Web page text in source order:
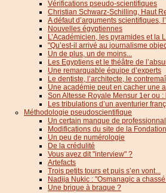
Vérifications pseudo-scientifiques
Christian Schwarz-Schilling, Haut
A défaut d’arguments scientifiques,
Nouvelles égyptiennes
L’Académicien, les pyramides et la
"Qu’est-il arrivé au journalisme
Un de plus, un de moins...
Les Egyptiens et le théâtre de
Une remarquable équipe d’experts
Le dentiste, l’architecte, le
Une académie peut en cacher une
Son Altesse Royale Mensur 1er ou
Les tribulations d’un aventurier
Méthodologie pseudoscientifique
Un certain manque de
Modifications du site de la Fondation
Un peu de numérologie
De la crédulité
Vous avez dit "interview" ?
Artefacts
Trois petits tours et puis s’en vont...
Nadija Nukic : "Osmanagic a
Une brique à braque ?